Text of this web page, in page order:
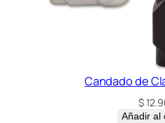
Candado de
$
Añadir al